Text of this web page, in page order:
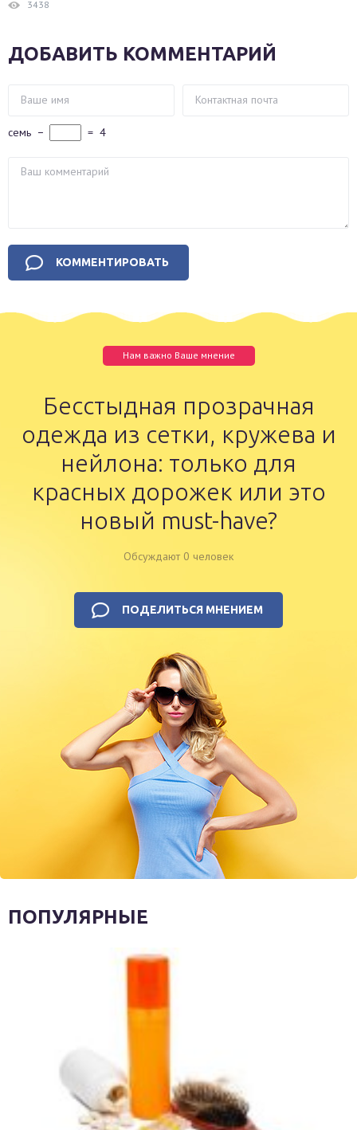
3438
ДОБАВИТЬ КОММЕНТАРИЙ
семь − = 4
Нам важно Ваше мнение
Бесстыдная прозрачная
одежда из сетки, кружева и
нейлона: только для
красных дорожек или это
новый must-have?
Обсуждают 0 человек
ПОДЕЛИТЬСЯ МНЕНИЕМ
ПОПУЛЯРНЫЕ